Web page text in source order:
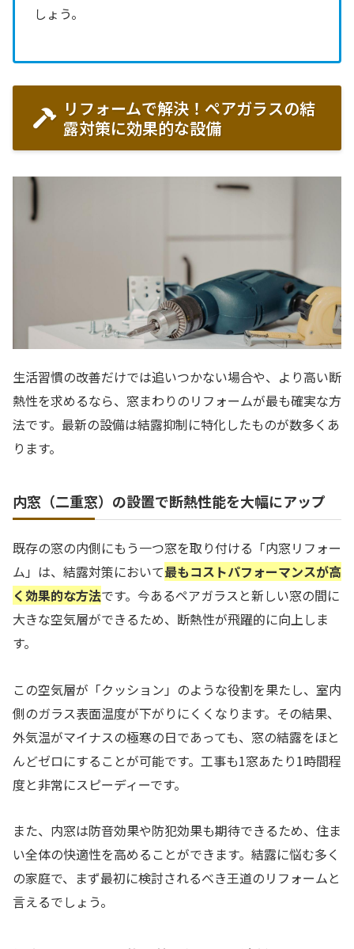
しょう。
リフォームで解決！ペアガラスの結
露対策に効果的な設備
生活習慣の改善だけでは追いつかない場合や、より高い断
熱性を求めるなら、窓まわりのリフォームが最も確実な方
法です。最新の設備は結露抑制に特化したものが数多くあ
ります。
内窓（二重窓）の設置で断熱性能を大幅にアップ
既存の窓の内側にもう一つ窓を取り付ける「内窓リフォー
ム」は、結露対策において最もコストパフォーマンスが高
く効果的な方法です。今あるペアガラスと新しい窓の間に
大きな空気層ができるため、断熱性が飛躍的に向上しま
す。
この空気層が「クッション」のような役割を果たし、室内
側のガラス表面温度が下がりにくくなります。その結果、
外気温がマイナスの極寒の日であっても、窓の結露をほと
んどゼロにすることが可能です。工事も1窓あたり1時間程
度と非常にスピーディーです。
また、内窓は防音効果や防犯効果も期待できるため、住ま
い全体の快適性を高めることができます。結露に悩む多く
の家庭で、まず最初に検討されるべき王道のリフォームと
言えるでしょう。